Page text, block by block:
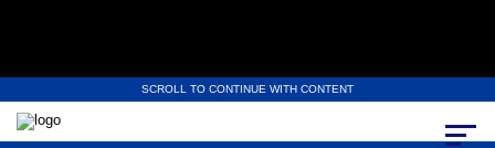
SCROLL TO CONTINUE WITH CONTENT